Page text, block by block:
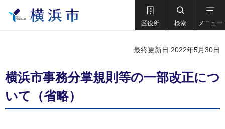
区役所 検索 メニュー
最終更新日 2022年5月30日
横浜市事務分掌規則等の一部改正につ
いて（省略）